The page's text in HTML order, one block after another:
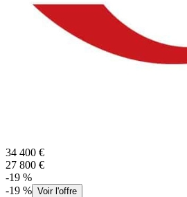
34 400 €
27 800 €
-19 %
-19 % Voir l'offre